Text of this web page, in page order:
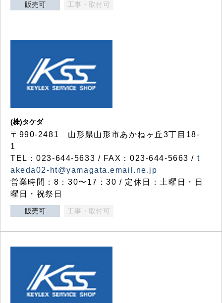
販売可 工事・取付可
(株)タケダ
〒990-2481 山形県山形市あかねヶ丘3丁目18-
1
TEL：023-644-5633 / FAX：023-644-5663 / t
akeda02-ht@yamagata.email.ne.jp
営業時間：8：30〜17：30 / 定休日：土曜日・日
曜日・祝祭日
販売可 工事・取付可